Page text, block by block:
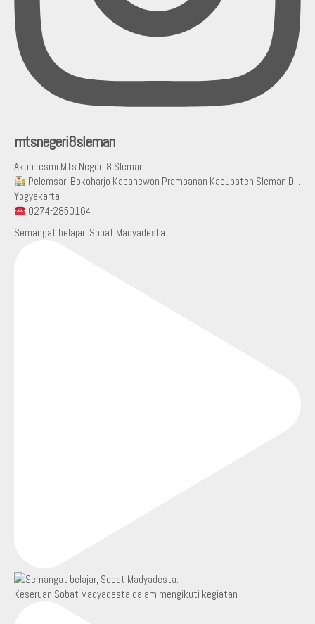
mtsnegeri8sleman
Akun resmi MTs Negeri 8 Sleman
Pelemsari Bokoharjo Kapanewon Prambanan Kabupaten Sleman D.I.
Yogyakarta
0274-2850164
Semangat belajar, Sobat Madyadesta.
Keseruan Sobat Madyadesta dalam mengikuti kegiatan